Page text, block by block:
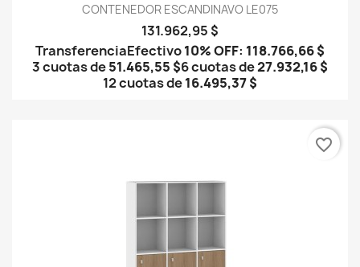
CONTENEDOR ESCANDINAVO LE075
131.962,95 $
TransferenciaEfectivo10% OFF: 118.766,66 $
3 cuotas de51.465,55 $6 cuotas de27.932,16 $
12 cuotas de16.495,37 $
favorite_border